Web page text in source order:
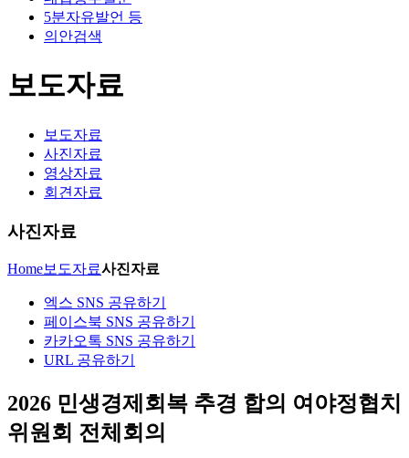
5분자유발언 등
의안검색
보도자료
보도자료
사진자료
영상자료
회견자료
사진자료
Home보도자료사진자료
엑스 SNS 공유하기
페이스북 SNS 공유하기
카카오톡 SNS 공유하기
URL 공유하기
2026 민생경제회복 추경 합의 여야정협치
위원회 전체회의